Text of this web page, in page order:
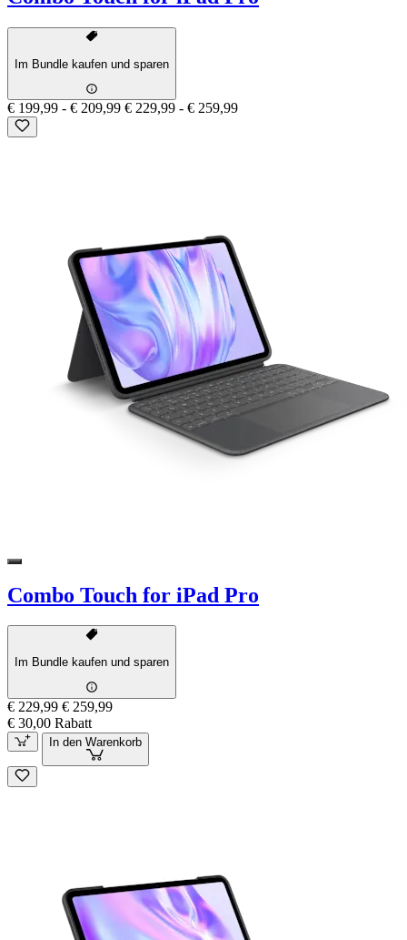
Im Bundle kaufen und sparen
€ 199,99 - € 209,99 € 229,99 - € 259,99
Combo Touch for iPad Pro
Im Bundle kaufen und sparen
€ 229,99 € 259,99
€ 30,00 Rabatt
In den Warenkorb